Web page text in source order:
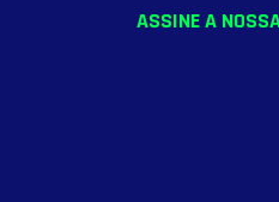
ASSINE A